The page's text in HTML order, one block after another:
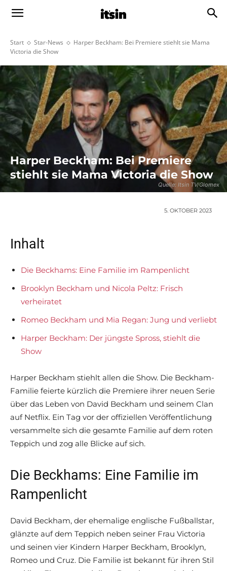
Start Star-News
Harper Beckham: Bei Premiere stiehlt sie Mama
Victoria die Show
Quelle: Itsin TV/Glomex
Harper Beckham: Bei Premiere
stiehlt sie Mama Victoria die Show
5. OKTOBER 2023
Inhalt
Die Beckhams: Eine Familie im Rampenlicht
Brooklyn Beckham und Nicola Peltz: Frisch
verheiratet
Romeo Beckham und Mia Regan: Jung und verliebt
Harper Beckham: Der jüngste Spross, stiehlt die
Show
Harper Beckham stiehlt allen die Show. Die Beckham-
Familie feierte kürzlich die Premiere ihrer neuen Serie
über das Leben von David Beckham und seinem Clan
auf Netflix. Ein Tag vor der offiziellen Veröffentlichung
versammelte sich die gesamte Familie auf dem roten
Teppich und zog alle Blicke auf sich.
Die Beckhams: Eine Familie im
Rampenlicht
David Beckham, der ehemalige englische Fußballstar,
glänzte auf dem Teppich neben seiner Frau Victoria
und seinen vier Kindern Harper Beckham, Brooklyn,
Romeo und Cruz. Die Familie ist bekannt für ihren Stil